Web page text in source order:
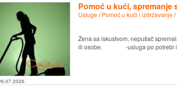
Pomoć u kući, spremanje
Usluge/Pomoć u kući i izdržavanje/
Žena sa iskustvom, nepušač
ili osobe. -usluga po potrebi